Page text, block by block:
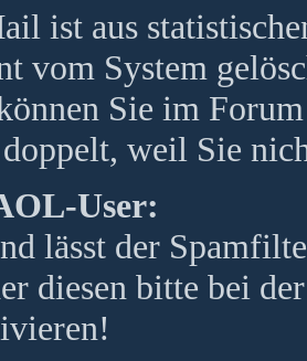
ist aus
vom System
Sie im
weil Sie
User:
lässt der
diesen bitte bei